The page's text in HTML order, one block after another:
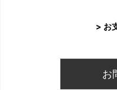
> お
お